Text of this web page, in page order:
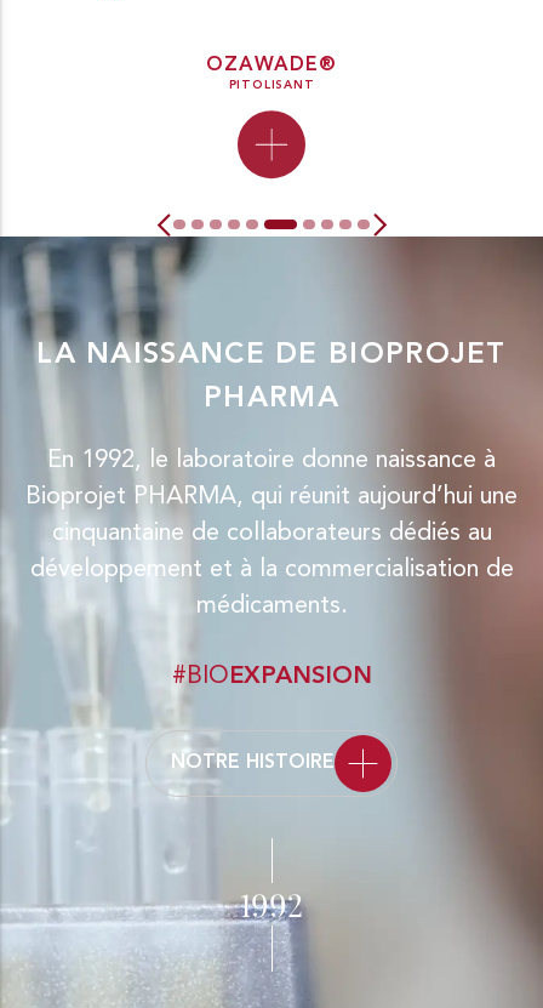
OZAWADE®
LA NAISSANCE DE BIOPROJET
PHARMA
En 1992, le laboratoire donne naissance à
Bioprojet PHARMA, qui réunit aujourd’hui une
cinquantaine de collaborateurs dédiés au
développement et à la commercialisation de
médicaments.
#BIO EXPANSION
NOTRE HISTOIRE
1992